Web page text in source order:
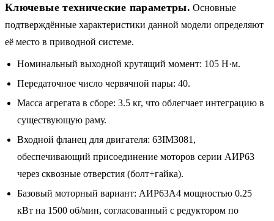
Ключевые технические параметры. Основные
подтверждённые характеристики данной модели определяют
её место в приводной системе.
Номинальный выходной крутящий момент: 105 Н·м.
Передаточное число червячной пары: 40.
Масса агрегата в сборе: 3.5 кг, что облегчает интеграцию в
существующую раму.
Входной фланец для двигателя: 63IM3081,
обеспечивающий присоединение моторов серии АИР63
через сквозные отверстия (болт+гайка).
Базовый моторный вариант: АИР63A4 мощностью 0.25
кВт на 1500 об/мин, согласованный с редуктором по